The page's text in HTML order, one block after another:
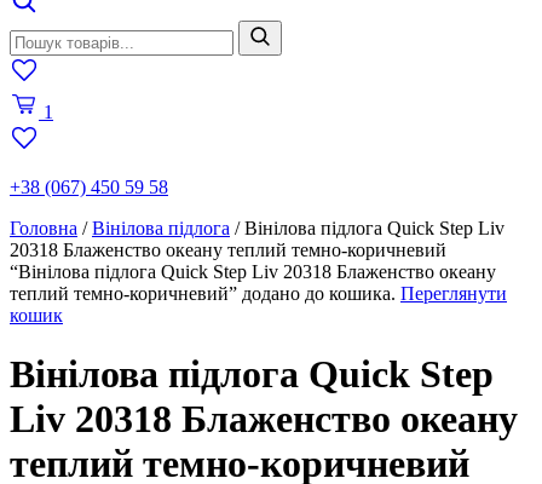
1
+38 (067) 450 59 58
Головна /Вінілова підлога /Вінілова підлога Quick Step Liv
20318 Блаженство океану теплий темно-коричневий
“Вінілова підлога Quick Step Liv 20318 Блаженство океану
теплий темно-коричневий” додано до кошика. Переглянути
кошик
Вінілова підлога Quick Step
Liv 20318 Блаженство океану
теплий темно-коричневий